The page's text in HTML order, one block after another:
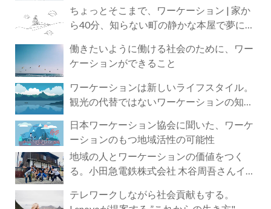
ちょっとそこまで、ワーケーション | 家か
ら40分、知らない町の静かな本屋で夢に近
働きたいように働ける社会のために、ワー
ケーションができること
ワーケーションは新しいライフスタイル。
観光の代替ではないワーケーションの知ら
日本ワーケーション協会に聞いた、ワーケ
ーションのもつ地域活性の可能性
地域の人とワーケーションの価値をつく
る。小田急電鉄株式会社 木谷周吾さんイン
テレワークしながら社会貢献もする。